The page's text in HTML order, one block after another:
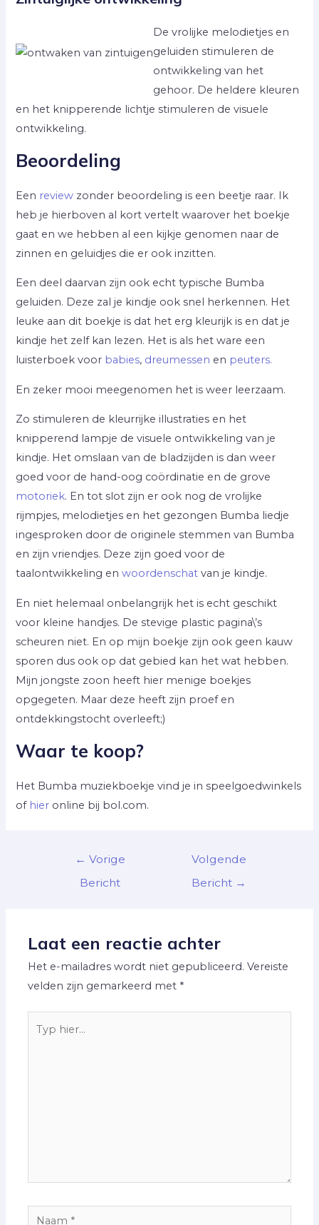
De vrolijke melodietjes en
geluiden stimuleren de
ontwikkeling van het
gehoor. De heldere kleuren
en het knipperende lichtje stimuleren de visuele
ontwikkeling.
Beoordeling
Een review zonder beoordeling is een beetje raar. Ik
heb je hierboven al kort vertelt waarover het boekje
gaat en we hebben al een kijkje genomen naar de
zinnen en geluidjes die er ook inzitten.
Een deel daarvan zijn ook echt typische Bumba
geluiden. Deze zal je kindje ook snel herkennen. Het
leuke aan dit boekje is dat het erg kleurijk is en dat je
kindje het zelf kan lezen. Het is als het ware een
luisterboek voor babies, dreumessen en peuters.
En zeker mooi meegenomen het is weer leerzaam.
Zo stimuleren de kleurrijke illustraties en het
knipperend lampje de visuele ontwikkeling van je
kindje. Het omslaan van de bladzijden is dan weer
goed voor de hand-oog coördinatie en de grove
motoriek. En tot slot zijn er ook nog de vrolijke
rijmpjes, melodietjes en het gezongen Bumba liedje
ingesproken door de originele stemmen van Bumba
en zijn vriendjes. Deze zijn goed voor de
taalontwikkeling enwoordenschat van je kindje.
En niet helemaal onbelangrijk het is echt geschikt
voor kleine handjes. De stevige plastic pagina\’s
scheuren niet. En op mijn boekje zijn ook geen kauw
sporen dus ook op dat gebied kan het wat hebben.
Mijn jongste zoon heeft hier menige boekjes
opgegeten. Maar deze heeft zijn proef en
ontdekkingstocht overleeft;)
Waar te koop?
Het Bumba muziekboekje vind je in speelgoedwinkels
ofhier online bij bol.com.
← Vorige
Bericht
Volgende
Bericht →
Laat een reactie achter
Het e-mailadres wordt niet gepubliceerd. Vereiste
velden zijn gemarkeerd met *
hier...
Naam